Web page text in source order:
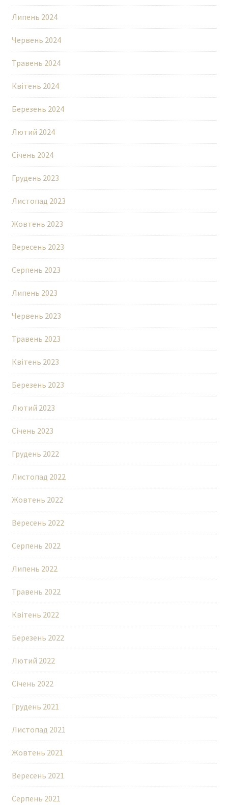
Липень 2024
Червень 2024
Травень 2024
Квітень 2024
Березень 2024
Лютий 2024
Січень 2024
Грудень 2023
Листопад 2023
Жовтень 2023
Вересень 2023
Серпень 2023
Липень 2023
Червень 2023
Травень 2023
Квітень 2023
Березень 2023
Лютий 2023
Січень 2023
Грудень 2022
Листопад 2022
Жовтень 2022
Вересень 2022
Серпень 2022
Липень 2022
Травень 2022
Квітень 2022
Березень 2022
Лютий 2022
Січень 2022
Грудень 2021
Листопад 2021
Жовтень 2021
Вересень 2021
Серпень 2021